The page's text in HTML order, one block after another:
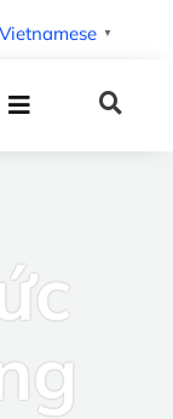
Vietnamese ▼